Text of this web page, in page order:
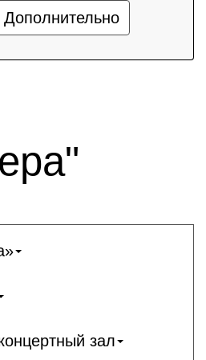
Дополнительно
зал